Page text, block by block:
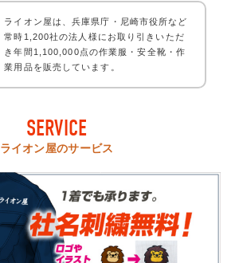
ライオン屋は、兵庫県庁・尼崎市役所など
常時1,200社の法人様にお取り引きいただ
き年間1,100,000点の作業服・安全靴・作
業用品を販売しています。
SERVICE
ライオン屋のサービス